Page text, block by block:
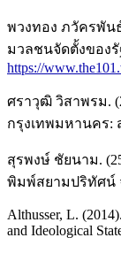
พวงทอง ภวัครพัน
มวลชนจัดตั้งของรั
https://
ศราวุฒิ วิสาพรม.
กรุงเทพมหานคร
สุรพงษ์ ชัยนาม.
พิมพ์สยามปริทัศน์
Althusser, L.
and Ideological